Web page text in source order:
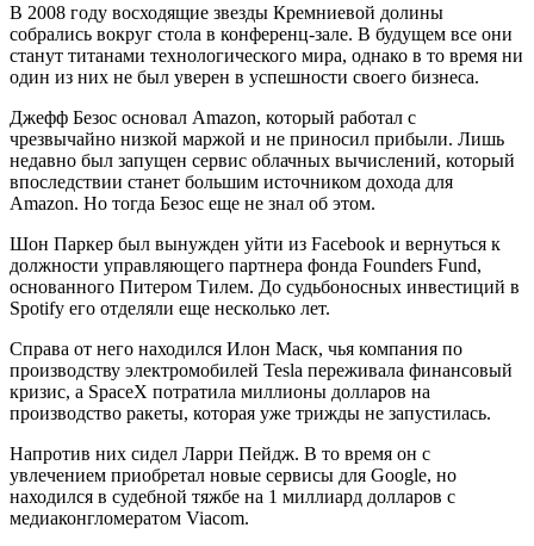
В 2008 году восходящие звезды Кремниевой долины
собрались вокруг стола в конференц-зале. В будущем все они
станут титанами технологического мира, однако в то время ни
один из них не был уверен в успешности своего бизнеса.
Джефф Безос основал Amazon, который работал с
чрезвычайно низкой маржой и не приносил прибыли. Лишь
недавно был запущен сервис облачных вычислений, который
впоследствии станет большим источником дохода для
Amazon. Но тогда Безос еще не знал об этом.
Шон Паркер был вынужден уйти из Facebook и вернуться к
должности управляющего партнера фонда Founders Fund,
основанного Питером Тилем. До судьбоносных инвестиций в
Spotify его отделяли еще несколько лет.
Справа от него находился Илон Маск, чья компания по
производству электромобилей Tesla переживала финансовый
кризис, а SpaceX потратила миллионы долларов на
производство ракеты, которая уже трижды не запустилась.
Напротив них сидел Ларри Пейдж. В то время он с
увлечением приобретал новые сервисы для Google, но
находился в судебной тяжбе на 1 миллиард долларов с
медиаконгломератом Viacom.